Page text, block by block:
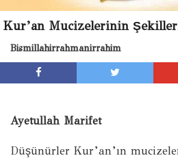
Kur’an Mucizelerinin
Bismillahirrahmanirrahim
Ayetullah Marifet
Düşünürler Kur’an’ın